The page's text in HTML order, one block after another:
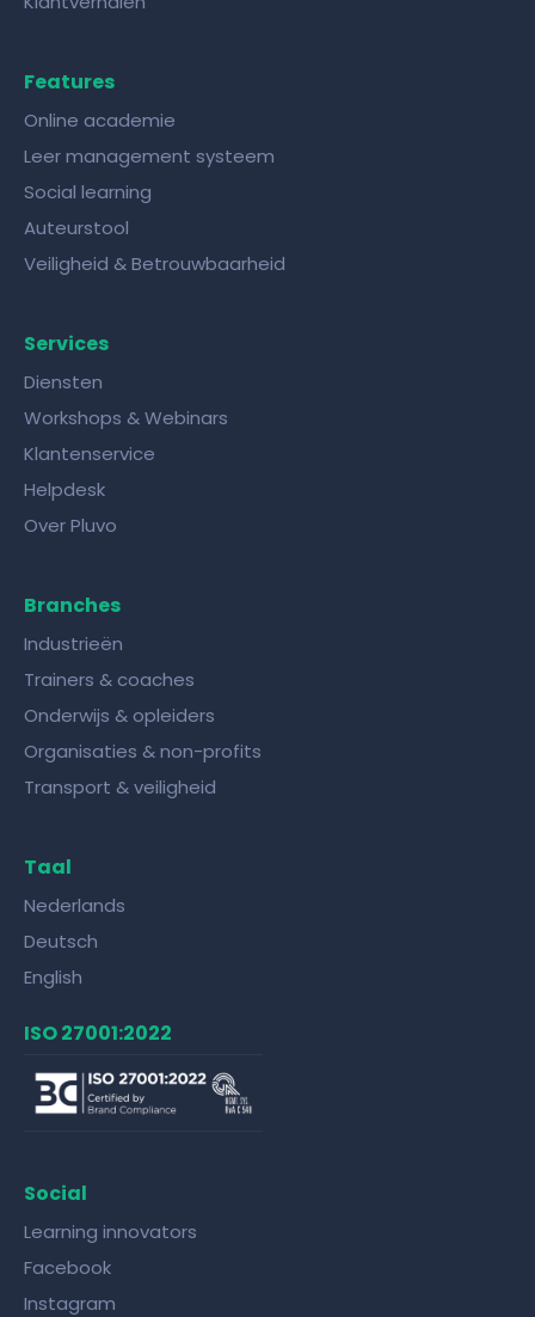
Features
Online academie
Leer management systeem
Social learning
Auteurstool
Veiligheid & Betrouwbaarheid
Services
Diensten
Workshops & Webinars
Klantenservice
Helpdesk
Over Pluvo
Branches
Industrieën
Trainers & coaches
Onderwijs & opleiders
Organisaties & non-profits
Transport & veiligheid
Taal
Nederlands
Deutsch
English
ISO 27001:2022
Social
Learning innovators
Facebook
Instagram